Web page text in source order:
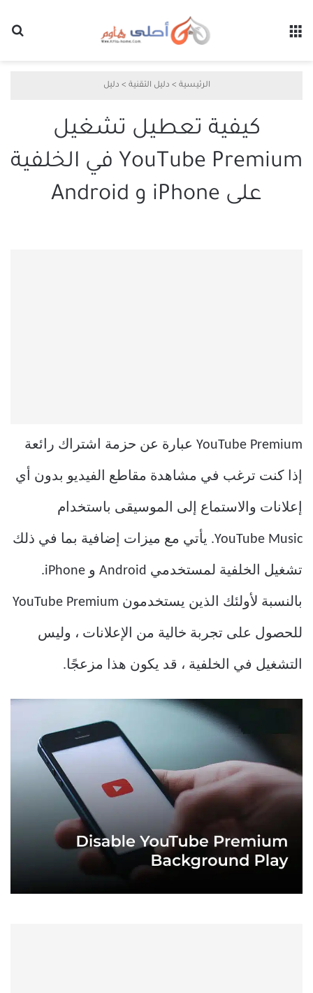
الرئيسية > دليل التقنية > دليل
كيفية تعطيل تشغيل
YouTube Premium في الخلفية
على iPhone و Android
YouTube Premium عبارة عن حزمة اشتراك رائعة
إذا كنت ترغب في مشاهدة مقاطع الفيديو بدون أي
إعلانات والاستماع إلى الموسيقى باستخدام
YouTube Music. يأتي مع ميزات إضافية بما في ذلك
تشغيل الخلفية لمستخدمي Android و iPhone.
بالنسبة لأولئك الذين يستخدمون YouTube Premium
للحصول على تجربة خالية من الإعلانات ، وليس
التشغيل في الخلفية ، قد يكون هذا مزعجًا.